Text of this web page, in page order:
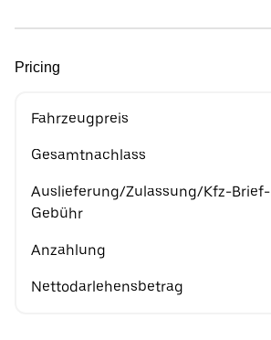
Pricing
Fahrzeugpreis
Gesamtnachlass
Auslieferung/Zulassung/Kfz-Brief-
Gebühr
Anzahlung
Nettodarlehensbetrag